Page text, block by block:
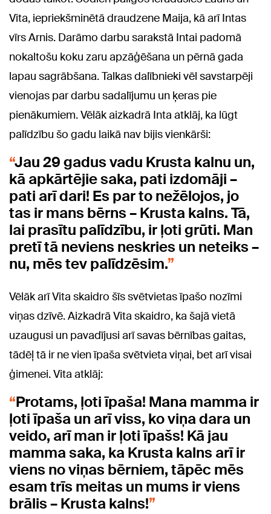
Vita, iepriekšminētā draudzene Maija, kā arī Intas
vīrs Arnis. Darāmo darbu sarakstā Intai padomā
nokaltošu koku zaru apzāģēšana un pērnā gada
lapau sagrābšana. Talkas dalībnieki vēl savstarpēji
vienojas par darbu sadalījumu un ķeras pie
pienākumiem. Vēlāk aizkadrā Inta atklāj, ka lūgt
palīdzību šo gadu laikā nav bijis vienkārši:
Jau 29 gadus vadu Krusta kalnu un,
kā apkārtējie saka, pati izdomāji –
pati arī dari! Es par to nežēlojos, jo
tas ir mans bērns – Krusta kalns. Tā,
lai prasītu palīdzību, ir ļoti grūti. Man
pretī tā neviens neskries un neteiks –
nu, mēs tev palīdzēsim.
Vēlāk arī Vita skaidro šīs svētvietas īpašo nozīmi
viņas dzīvē. Aizkadrā Vita skaidro, ka šajā vietā
uzaugusi un pavadījusi arī savas bērnības gaitas,
tādēļ tā ir ne vien īpaša svētvieta viņai, bet arī visai
ģimenei. Vita atklāj:
Protams, ļoti īpaša! Mana mamma ir
ļoti īpaša un arī viss, ko viņa dara un
veido, arī man ir ļoti īpašs! Kā jau
mamma saka, ka Krusta kalns arī ir
viens no viņas bērniem, tāpēc mēs
esam trīs meitas un mums ir viens
brālis – Krusta kalns!